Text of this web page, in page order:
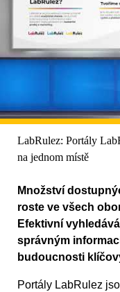
LabRulez: Portály
na jednom místě
Množství
roste ve všech
Efektivní
správným
budoucnosti
Portály LabRulez